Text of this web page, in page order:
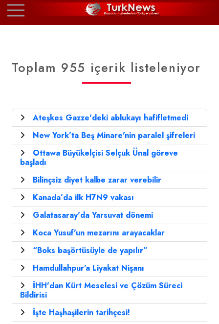
Toplam 955 içerik listeleniyor
Ateşkes Gazze'deki ablukayı hafifletmedi
New York’ta Beş Minare'nin paralel şifreleri
Ottawa Büyükelçisi Selçuk Ünal göreve
başladı
Bilinçsiz diyet kalbe zarar verebilir
Kanada’da ilk H7N9 vakası
Galatasaray'da Yarsuvat dönemi
Koca Yusuf'un mezarını arayacaklar
“Boks başörtüsüyle de yapılır”
Hamdullahpur’a Liyakat Nişanı
İHH'dan Kürt Meselesi ve Çözüm Süreci
Bildirisi
İşte Haşhaşilerin tarihçesi!